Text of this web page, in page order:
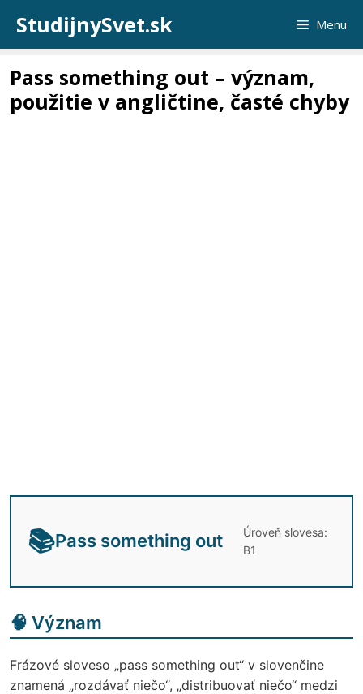
obsah
StudijnySvet.sk Menu
Pass something out – význam,
použitie v angličtine, časté chyby
📚Pass something out
Úroveň slovesa:
B1
🧠 Význam
Frázové sloveso „pass something out“ v slovenčine
znamená „rozdávať niečo“, „distribuovať niečo“ medzi